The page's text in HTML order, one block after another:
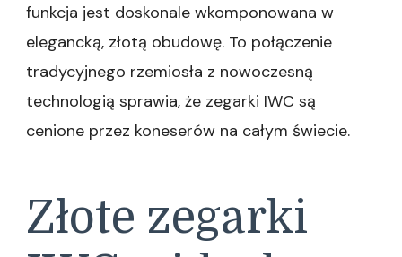
funkcja jest doskonale wkomponowana w
elegancką, złotą obudowę. To połączenie
tradycyjnego rzemiosła z nowoczesną
technologią sprawia, że zegarki IWC są
cenione przez koneserów na całym świecie.
Złote zegarki